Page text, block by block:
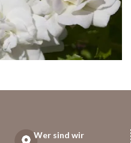
Wer sind wir